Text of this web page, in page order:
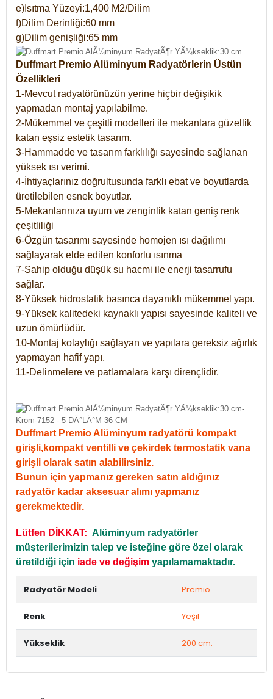
e)Isıtma Yüzeyi:1,400 M2/Dilim
f)Dilim Derinliği:60 mm
g)Dilim genişliği:65 mm
Duffmart Premio Alüminyum Radyatörlerin Üstün
Özellikleri
1-Mevcut radyatörünüzün yerine hiçbir değişikik
yapmadan montaj yapılabilme.
2-Mükemmel ve çeşitli modelleri ile mekanlara güzellik
katan eşsiz estetik tasarım.
3-Hammadde ve tasarım farklılığı sayesinde sağlanan
yüksek ısı verimi.
4-İhtiyaçlarınız doğrultusunda farklı ebat ve boyutlarda
üretilebilen esnek boyutlar.
5-Mekanlarınıza uyum ve zenginlik katan geniş renk
çeşitliliği
6-Özgün tasarımı sayesinde homojen ısı dağılımı
sağlayarak elde edilen konforlu ısınma
7-Sahip olduğu düşük su hacmi ile enerji tasarrufu
sağlar.
8-Yüksek hidrostatik basınca dayanıklı mükemmel yapı.
9-Yüksek kalitedeki kaynaklı yapısı sayesinde kaliteli ve
uzun ömürlüdür.
10-Montaj kolaylığı sağlayan ve yapılara gereksiz ağırlık
yapmayan hafif yapı.
11-Delinmelere ve patlamalara karşı dirençlidir.
Duffmart Premio Alüminyum radyatörü kompakt
girişli,kompakt ventilli ve çekirdek termostatik vana
girişli olarak satın alabilirsiniz.
Bunun için yapmanız gereken satın aldığınız
radyatör kadar aksesuar alımı yapmanız
gerekmektedir.
Lütfen DİKKAT: Alüminyum radyatörler
müşterilerimizin talep ve isteğine göre özel olarak
üretildiği için iade ve değişim yapılamamaktadır.
Radyatör Modeli Premio
Renk Yeşil
Yükseklik 200 cm.